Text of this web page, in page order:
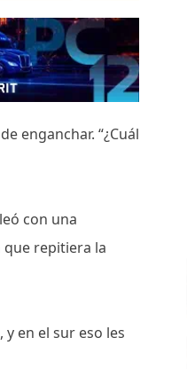
enganchar. “¿Cuál
con una
que repitiera la
en el sur eso les